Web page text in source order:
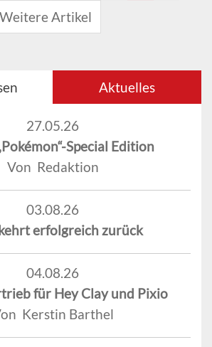
Weitere Artikel
Aktuelles
27.05.26
Special Edition
Von Redaktion
03.08.26
erfolgreich zurück
04.08.26
für Hey Clay und Pixio
Kerstin Barthel